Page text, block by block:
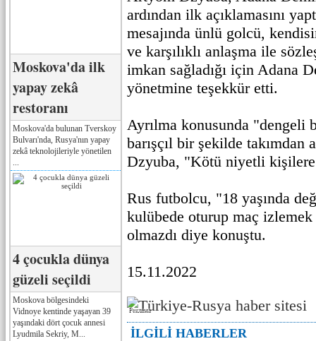
Moskova'da ilk
yapay zekâ
restoranı
Moskova'da bulunan Tverskoy
Bulvarı'nda, Rusya'nın yapay
zekâ teknolojileriyle yönetilen
4 çocukla dünya
güzeli seçildi
Moskova bölgesindeki
Vidnoye kentinde yaşayan 39
yaşındaki dört çocuk annesi
Lyudmila Sekriy, M...
ardından ilk açıklamasını
mesajında ünlü golcü,
ve karşılıklı anlaşma ile
imkan sağladığı için Adana
yönetmine teşekkür etti.
Ayrılma konusunda "dengeli
barışçıl bir şekilde takımdan
Dzyuba, "Kötü niyetli kişilere
Rus futbolcu, "18 yaşında
kulübede oturup maç
olmazdı diye konuştu.
15.11.2022
Реклама
İLGİLİ HABERLER